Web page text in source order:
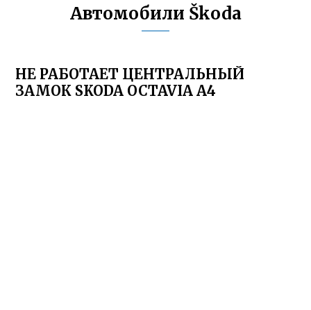
Автомобили Škoda
НЕ РАБОТАЕТ ЦЕНТРАЛЬНЫЙ
ЗАМОК SKODA OCTAVIA A4